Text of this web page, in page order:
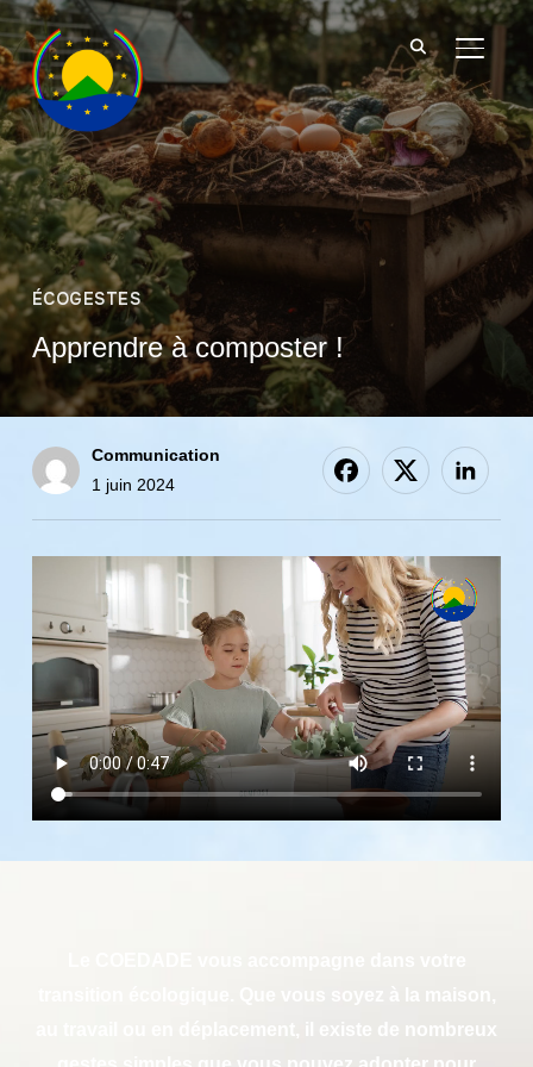
ÉCOGESTES
Apprendre à composter !
Communication
1 juin 2024
au travail ou en déplacement, il existe de nombreux